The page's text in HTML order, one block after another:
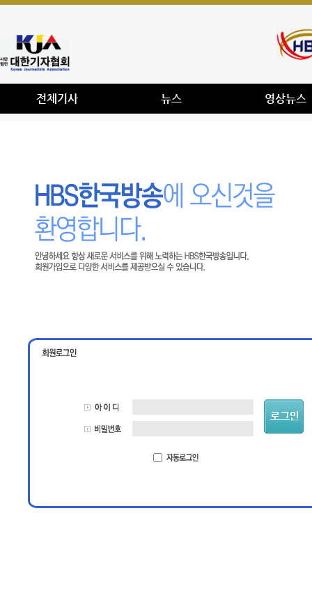
전체기사 뉴스 영상뉴스